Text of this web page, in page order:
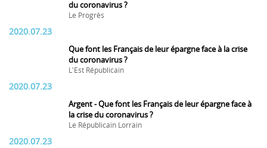
du coronavirus ?
Le Progrès
2020.07.23
Que font les Français de leur épargne face à la crise
du coronavirus ?
L'Est Républicain
2020.07.23
Argent - Que font les Français de leur épargne face à
la crise du coronavirus ?
Le Républicain Lorrain
2020.07.23